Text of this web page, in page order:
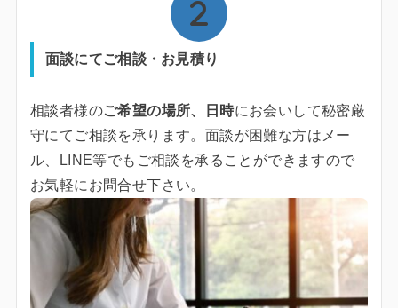
面談にてご相談・お見積り
相談者様のご希望の場所、日時にお会いして秘密厳
守にてご相談を承ります。面談が困難な方はメー
ル、LINE等でもご相談を承ることができますので
お気軽にお問合せ下さい。